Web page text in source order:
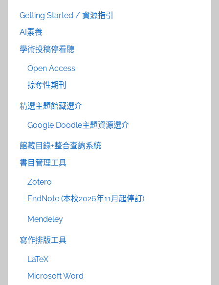
Getting Started / 資源指引
AI素養
學術投稿停看聽
Open Access
掠奪性期刊
精選主題館藏選介
Google Doodle主題資源選介
館藏目錄+整合查詢系統
書目管理工具
Zotero
EndNote (本校2026年11月起停訂)
Mendeley
寫作排版工具
LaTeX
Microsoft Word